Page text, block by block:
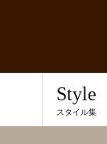
Style
スタイル集